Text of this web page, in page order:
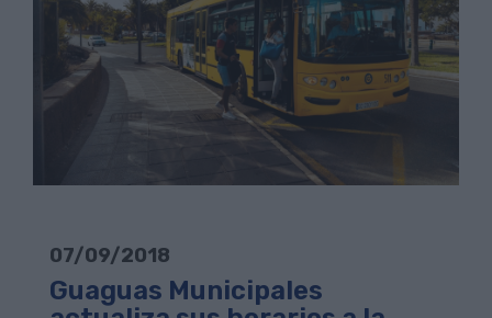
07/09/2018
Guaguas Municipales